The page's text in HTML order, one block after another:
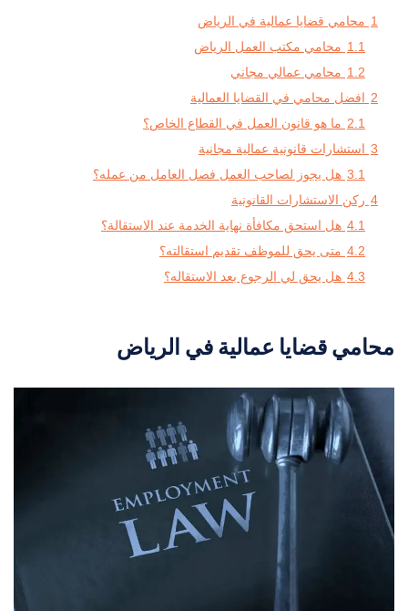
1 محامي قضايا عمالية في الرياض
1.1 محامي مكتب العمل الرياض
1.2 محامي عمالي مجاني
2
افضل محامي في القضايا العمالية
2.1 ما هو قانون العمل في القطاع الخاص؟
3
استشارات قانونية عمالية مجانية
3.1 هل يجوز لصاحب العمل فصل العامل من عمله؟
4 ركن الاستشارات القانونية
4.1 هل استحق مكافأة نهاية الخدمة عند الاستقالة؟
4.2 متى يحق للموظف تقديم استقالته؟
4.3 هل يحق لي الرجوع بعد الاستقاله؟
محامي قضايا عمالية في الرياض